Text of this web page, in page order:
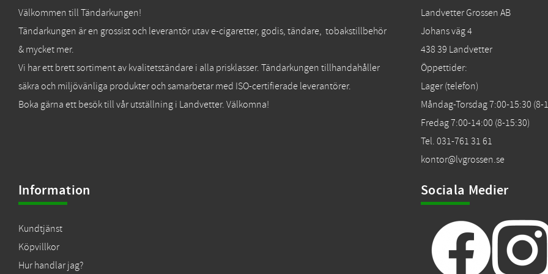
Välkommen till Tändarkungen!
Tändarkungen är en grossist och leverantör utav e-cigaretter, godis, tändare, tobakstillbehör
& mycket mer.
Vi har ett brett sortiment av kvalitetständare i alla prisklasser. Tändarkungen tillhandahåller
säkra och miljövänliga produkter och samarbetar med ISO-certifierade leverantörer.
Boka gärna ett besök till vår utställning i Landvetter. Välkomna!
Landvetter Grossen AB
Johans väg 4
438 39 Landvetter
Öppettider:
Lager (telefon)
Måndag-Torsdag 7:00-15:30 (8-
Fredag 7:00-14:00 (8-15:30)
Tel. 031-761 31 61
kontor@lvgrossen.se
Information
Kundtjänst
Köpvillkor
Hur handlar jag?
Sociala Medier